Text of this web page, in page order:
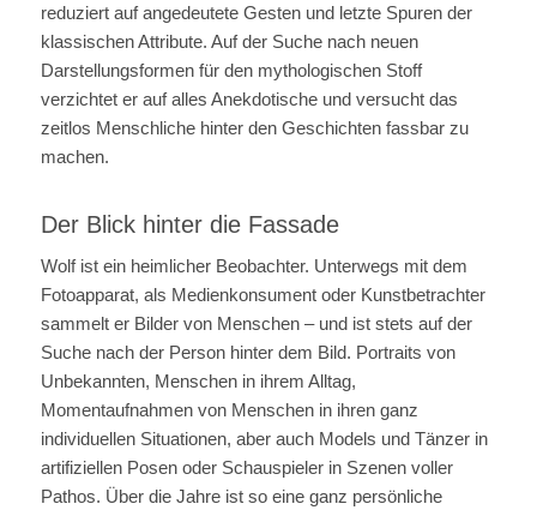
reduziert auf angedeutete Gesten und letzte Spuren der
klassischen Attribute. Auf der Suche nach neuen
Darstellungsformen für den mythologischen Stoff
verzichtet er auf alles Anekdotische und versucht das
zeitlos Menschliche hinter den Geschichten fassbar zu
machen.
Der Blick hinter die Fassade
Wolf ist ein heimlicher Beobachter. Unterwegs mit dem
Fotoapparat, als Medienkonsument oder Kunstbetrachter
sammelt er Bilder von Menschen – und ist stets auf der
Suche nach der Person hinter dem Bild. Portraits von
Unbekannten, Menschen in ihrem Alltag,
Momentaufnahmen von Menschen in ihren ganz
individuellen Situationen, aber auch Models und Tänzer in
artifiziellen Posen oder Schauspieler in Szenen voller
Pathos. Über die Jahre ist so eine ganz persönliche